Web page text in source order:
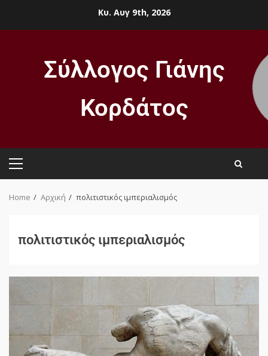
Κυ. Αυγ 9th, 2026
Σύλλογος Γιάνης
Κορδάτος
Home Αρχική πολιτιστικός ιμπεριαλισμός
πολιτιστικός ιμπεριαλισμός